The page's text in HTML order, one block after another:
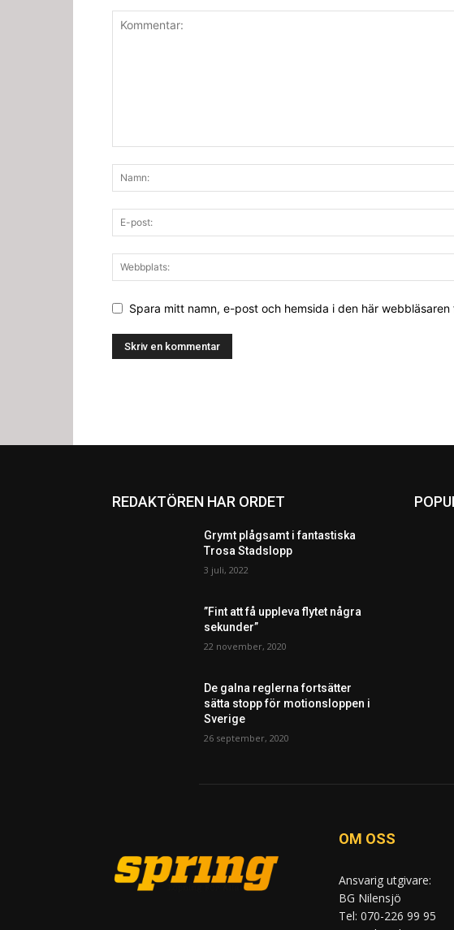
Spara mitt namn, e-post och hemsida i den här
REDAKTÖREN HAR ORDET
Grymt plågsamt i fantastiska
Trosa Stadslopp
3 juli, 2022
”Fint att få uppleva flytet några
sekunder”
22 november, 2020
De galna reglerna fortsätter
sätta stopp för motionsloppen i
Sverige
26 september, 2020
OM OSS
Ansvarig utgivare:
BG Nilensjö
Tel: 070-226 99 95